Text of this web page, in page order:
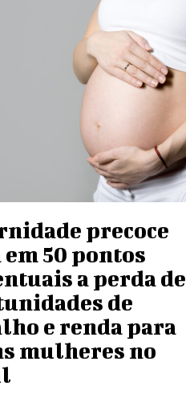
precoce
em 50 pontos
a perda de
de
e renda para
mulheres no